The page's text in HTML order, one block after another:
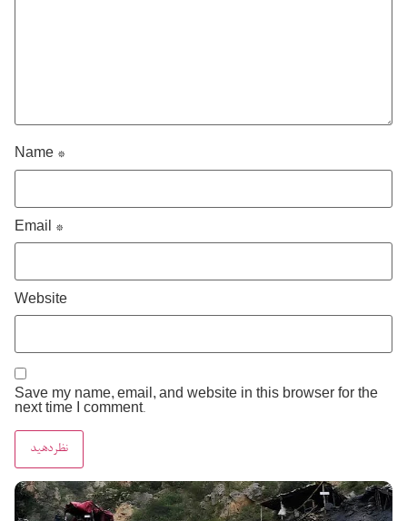
Name *
Email *
Website
Save my name, email, and website in this browser for the
next time I comment.